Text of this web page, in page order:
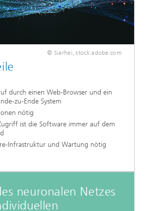
© Siarhei, stock.adobe.com
durch einen Web-Browser und ein
zu-Ende System
nötig
ist die Software immer auf dem
Infrastruktur und Wartung nötig
neuronalen Netzes